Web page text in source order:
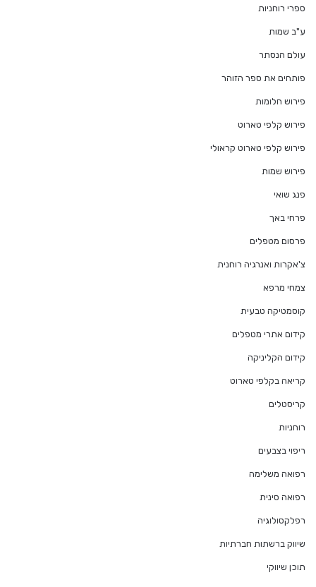
ספרי רוחניות
ע"ב שמות
עולם הנסתר
פותחים את ספר הזוהר
פירוש חלומות
פירוש קלפי טארוט
פירוש קלפי טארוט קראולי
פירוש שמות
פנג שואי
פרחי באך
פרסום מטפלים
צ'אקרות ואנרגיה רוחנית
צמחי מרפא
קוסמטיקה טבעית
קידום אתרי מטפלים
קידום הקליניקה
קריאה בקלפי טארוט
קריסטלים
רוחניות
ריפוי בצבעים
רפואה משלימה
רפואה סינית
רפלקסולוגיה
שיווק ברשתות חברתיות
תוכן שיווקי